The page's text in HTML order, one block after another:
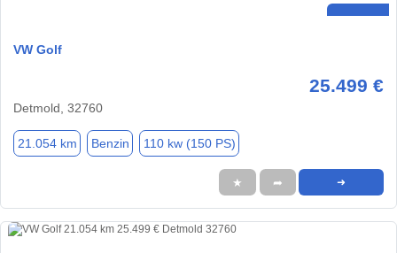
VW Golf
25.499 €
Detmold, 32760
21.054 km Benzin 110 kw (150 PS)
★ ➦ ➜